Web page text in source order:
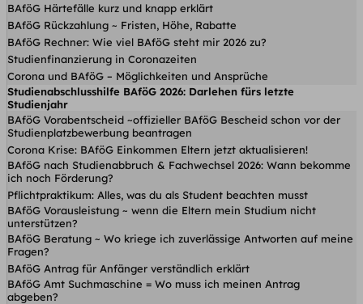
BAföG Härtefälle kurz und knapp erklärt
BAföG Rückzahlung ~ Fristen, Höhe, Rabatte
BAföG Rechner: Wie viel BAföG steht mir 2026 zu?
Studienfinanzierung in Coronazeiten
Corona und BAföG – Möglichkeiten und Ansprüche
Studienabschlusshilfe BAföG 2026: Darlehen fürs letzte
Studienjahr
BAföG Vorabentscheid ~offizieller BAföG Bescheid schon vor der
Studienplatzbewerbung beantragen
Corona Krise: BAföG Einkommen Eltern jetzt aktualisieren!
BAföG nach Studienabbruch & Fachwechsel 2026: Wann bekomme
ich noch Förderung?
Pflichtpraktikum: Alles, was du als Student beachten musst
BAföG Vorausleistung ~ wenn die Eltern mein Studium nicht
unterstützen?
BAföG Beratung ~ Wo kriege ich zuverlässige Antworten auf meine
Fragen?
BAföG Antrag für Anfänger verständlich erklärt
BAföG Amt Suchmaschine = Wo muss ich meinen Antrag
abgeben?